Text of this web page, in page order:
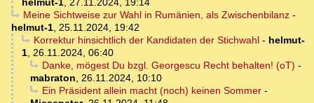
helmut-1, 27.11.2024, 19:14
Meine Sichtweise zur Wahl in Rumänien, als Zwischenbilanz-
helmut-1, 25.11.2024, 19:42
Korrektur hinsichtlich der Kandidaten der Stichwahl- helmut-
1, 26.11.2024, 06:40
Danke, mögest Du bzgl. Georgescu Recht behalten! (oT) -
mabraton, 26.11.2024, 10:10
Ein Präsident allein macht (noch) keinen Sommer-